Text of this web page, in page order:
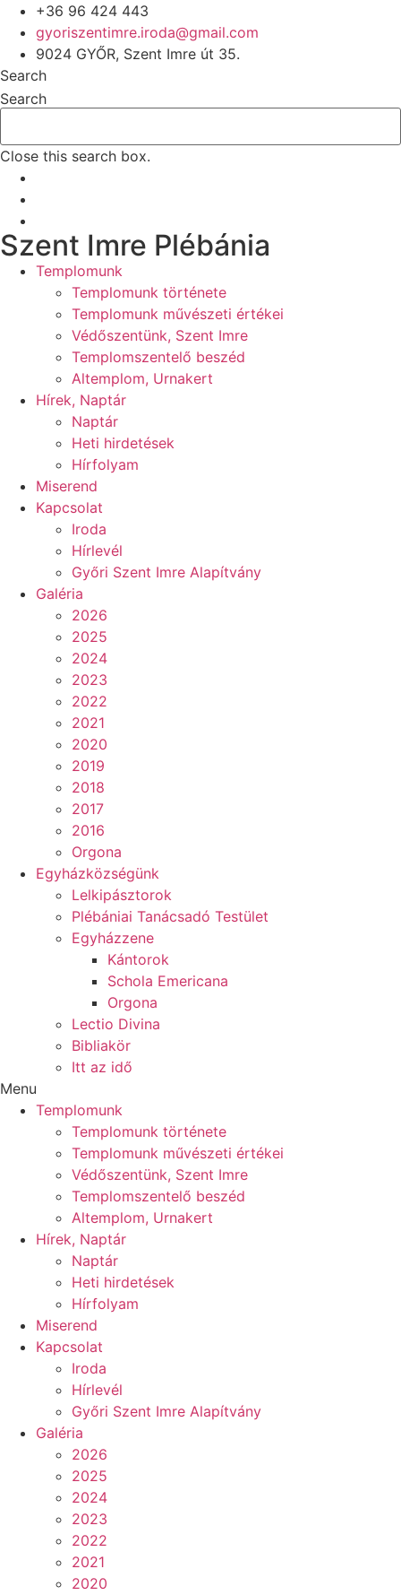
+36 96 424 443
gyoriszentimre.iroda@gmail.com
9024 GYŐR, Szent Imre út 35.
Search
Search
Close this search box.
Szent Imre Plébánia
Templomunk
Templomunk története
Templomunk művészeti értékei
Védőszentünk, Szent Imre
Templomszentelő beszéd
Altemplom, Urnakert
Hírek, Naptár
Naptár
Heti hirdetések
Hírfolyam
Miserend
Kapcsolat
Iroda
Hírlevél
Győri Szent Imre Alapítvány
Galéria
2026
2025
2024
2023
2022
2021
2020
2019
2018
2017
2016
Orgona
Egyházközségünk
Lelkipásztorok
Plébániai Tanácsadó Testület
Egyházzene
Kántorok
Schola Emericana
Orgona
Lectio Divina
Bibliakör
Itt az idő
Menu
Templomunk
Templomunk története
Templomunk művészeti értékei
Védőszentünk, Szent Imre
Templomszentelő beszéd
Altemplom, Urnakert
Hírek, Naptár
Naptár
Heti hirdetések
Hírfolyam
Miserend
Kapcsolat
Iroda
Hírlevél
Győri Szent Imre Alapítvány
Galéria
2026
2025
2024
2023
2022
2021
2020